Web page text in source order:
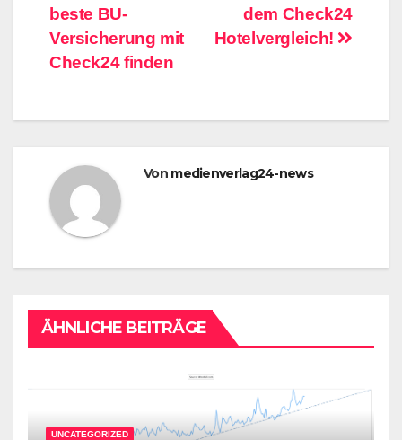
dem Check24
Hotelvergleich!
beste BU-
Versicherung mit
Check24 finden
Von medienverlag24-news
ÄHNLICHE BEITRÄGE
UNCATEGORIZED